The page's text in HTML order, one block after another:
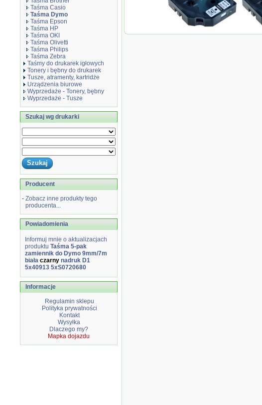
Taśma Casio
Taśma Dymo
Taśma Epson
Taśma HP
Taśma OKI
Taśma Olivetti
Taśma Philips
Taśma Zebra
Taśmy do drukarek igłowych
Tonery i bębny do drukarek
Tusze, atramenty, kartridże
Urządzenia biurowe
Wyprzedaże - Tonery, bębny
Wyprzedaże - Tusze
Szukaj wg drukarki
Producent
- Zobacz inne produkty tego
producenta...
Powiadomienia
Informuj mnie o aktualizacjach
produktu Taśma 5-pak
zamiennik do Dymo 9mm/7m
biała czarny nadruk D1
5x40913 5xS0720680
Informacje
Regulamin sklepu
Polityka prywatności
Kontakt
Wysyłka
Dlaczego my?
Mapka dojazdu
Taśma 5-pak zamiennik do Dymo 9mm/7m